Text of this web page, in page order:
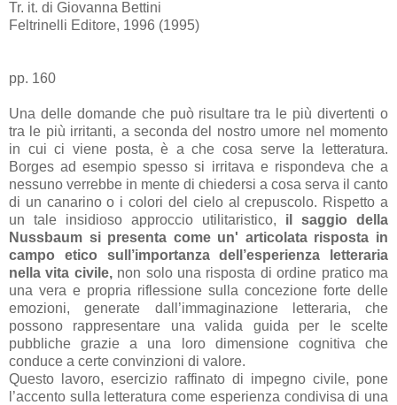
Tr. it. di Giovanna Bettini
Feltrinelli Editore, 1996 (1995)
pp. 160
Una delle domande che può risultare tra le più divertenti o
tra le più irritanti, a seconda del nostro umore nel momento
in cui ci viene posta, è a che cosa serve la letteratura.
Borges ad esempio spesso si irritava e rispondeva che a
nessuno verrebbe in mente di chiedersi a cosa serva il canto
di un canarino o i colori del cielo al crepuscolo. Rispetto a
un tale insidioso approccio utilitaristico, il saggio della
Nussbaum si presenta come un' articolata risposta in
campo etico sull’importanza dell’esperienza letteraria
nella vita civile,non solo una risposta di ordine pratico ma
una vera e propria riflessione sulla concezione forte delle
emozioni, generate dall’immaginazione letteraria, che
possono rappresentare una valida guida per le scelte
pubbliche grazie a una loro dimensione cognitiva che
conduce a certe convinzioni di valore.
Questo lavoro, esercizio raffinato di impegno civile, pone
l’accento sulla letteratura come esperienza condivisa di una